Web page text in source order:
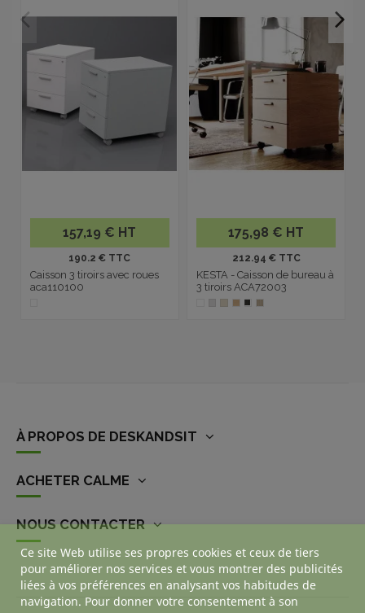
157,19 € HT
190.2 € TTC
Caisson 3 tiroirs avec roues
aca110100
175,98 € HT
212.94 € TTC
KESTA - Caisson de bureau à
3 tiroirs ACA72003
À PROPOS DE DESKANDSIT
ACHETER CALME
NOUS CONTACTER
Ce site Web utilise ses propres cookies et ceux de tiers
pour améliorer nos services et vous montrer des publicités
liées à vos préférences en analysant vos habitudes de
navigation. Pour donner votre consentement à son